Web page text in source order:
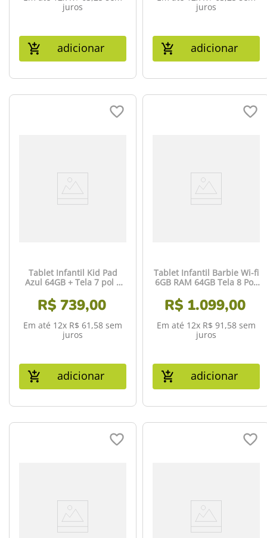
juros
adicionar
juros
adicionar
Tablet Infantil Kid Pad
Azul 64GB + Tela 7 pol +
Core Multi - NB410
R$ 739,00
Em até 12x R$ 61 ,58 sem
juros
adicionar
Tablet Infantil Barbie Wi-fi
6GB RAM 64GB Tela 8 Pol.
Multi - NB434
R$ 1.099,00
Em até 12x R$ 91 ,58 sem
juros
adicionar